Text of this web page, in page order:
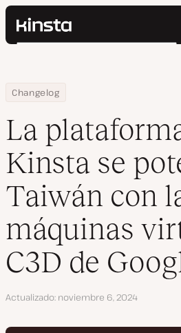
Kinsta®
Precios
Contacto
Buscar
Home
Changelog
La plataforma de Kinsta se potencia
La
Kinsta se
Taiwán con
máquinas
C3D de
Actualizado noviembre 6, 2024